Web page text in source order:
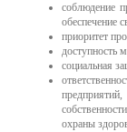
соблюдение
обеспечение
приоритет
доступность
социальная
охраны